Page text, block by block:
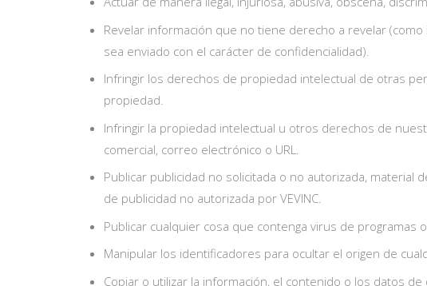
Revelar información que no tiene derecho a revelar
sea enviado con el carácter de confidencialidad).
Infringir los derechos de propiedad intelectual de otras
propiedad.
Infringir la propiedad intelectual u otros derechos de
comercial, correo electrónico o URL.
Publicar publicidad no solicitada o no autorizada, material
de publicidad no autorizada por VEVINC.
Publicar cualquier cosa que contenga virus de programas
Manipular los identificadores para ocultar el origen de
Copiar o utilizar la información, el contenido o los datos